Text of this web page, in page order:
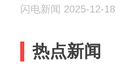
闪电新闻 2025-12-18
热点新闻